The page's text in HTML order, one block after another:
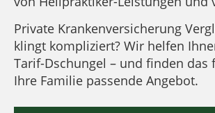
Private Krankenversicherung
klingt kompliziert? Wir helfen
Tarif-Dschungel – und finden das
Ihre Familie passende Angebot.